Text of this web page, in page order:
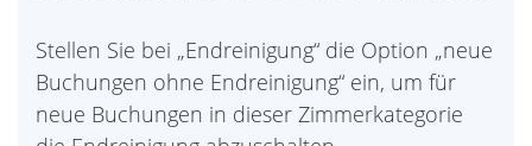
Stellen Sie bei „Endreinigung“ die Option „neue
Buchungen ohne Endreinigung“ ein, um für
neue Buchungen in dieser Zimmerkategorie